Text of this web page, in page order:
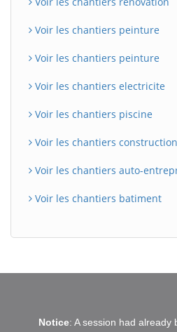
Voir les chantiers peinture
Voir les chantiers peinture
Voir les chantiers electricite
Voir les chantiers piscine
Voir les chantiers construction
Voir les chantiers auto-
Voir les chantiers batiment
Notice: A session had already
B
Assistant en ligne